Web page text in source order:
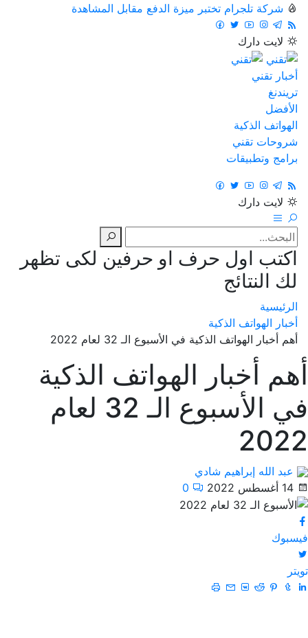
شركة تلجرام تختبر ميزة الدفع مقابل المشاهدة
لايت دارك
أخبار تقني
تريندنغ
الأفضل
الهواتف الذكية
شروحات تقني
برامج وتطبيقات
لايت دارك
اكتب اول حرف او حرفين لكى تظهر
لك النتائج
الرئيسية
أخبار الهواتف الذكية
أهم أخبار الهواتف الذكية في الأسبوع الـ 32 لعام 2022
أهم أخبار الهواتف الذكية
في الأسبوع الـ 32 لعام
2022
عبد الله إبراهيم شادي
14 أغسطس 2022
0
فيسبوك
تويتر